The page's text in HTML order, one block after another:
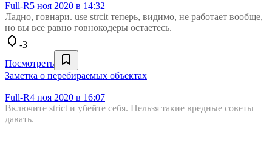
Full-R5 ноя 2020 в 14:32
Ладно, говнари. use strcit теперь, видимо, не работает вообще,
но вы все равно говнокодеры остаетесь.
-3
Посмотреть
Заметка о перебираемых объектах
Full-R4 ноя 2020 в 16:07
Включите strict и убейте себя. Нельзя такие вредные советы
давать.